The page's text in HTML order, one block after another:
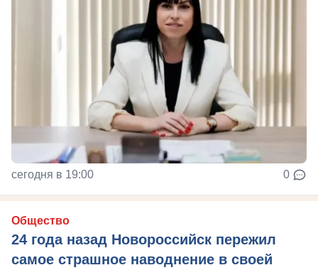
сегодня в 19:00 0
Общество
24 года назад Новороссийск пережил
самое страшное наводнение в своей